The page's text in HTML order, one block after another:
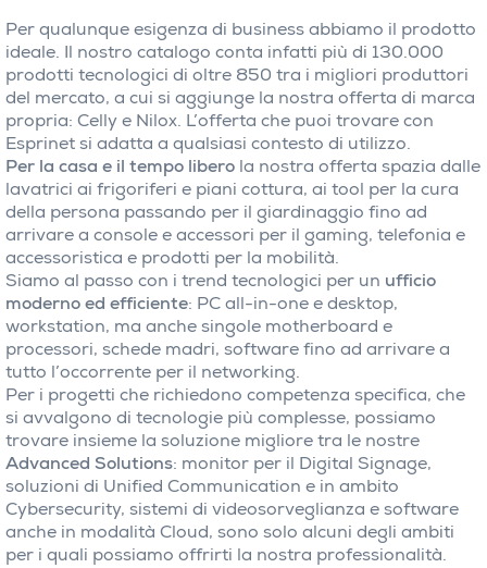
Per qualunque esigenza di business abbiamo il prodotto
ideale. Il nostro catalogo conta infatti più di 130.000
prodotti tecnologici di oltre 850 tra i migliori produttori
del mercato, a cui si aggiunge la nostra offerta di marca
propria: Celly e Nilox. L’offerta che puoi trovare con
Esprinet si adatta a qualsiasi contesto di utilizzo.
Per la casa e il tempo libero la nostra offerta spazia dalle
lavatrici ai frigoriferi e piani cottura, ai tool per la cura
della persona passando per il giardinaggio fino ad
arrivare a console e accessori per il gaming, telefonia e
accessoristica e prodotti per la mobilità.
Siamo al passo con i trend tecnologici per un ufficio
moderno ed efficiente: PC all-in-one e desktop,
workstation, ma anche singole motherboard e
processori, schede madri, software fino ad arrivare a
tutto l’occorrente per il networking.
Per i progetti che richiedono competenza specifica, che
si avvalgono di tecnologie più complesse, possiamo
trovare insieme la soluzione migliore tra le nostre
Advanced Solutions: monitor per il Digital Signage,
soluzioni di Unified Communication e in ambito
Cybersecurity, sistemi di videosorveglianza e software
anche in modalità Cloud, sono solo alcuni degli ambiti
per i quali possiamo offrirti la nostra professionalità.